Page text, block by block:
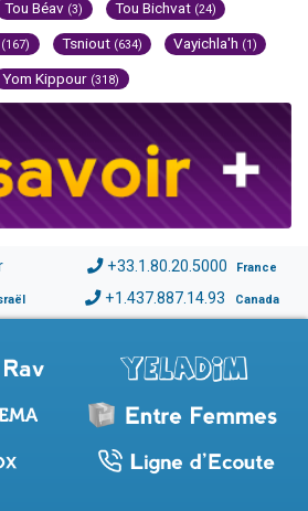
Tou Béav (3) Tou Bichvat (24)
(167) Tsniout (634) Vayichla'h (1)
Yom Kippour (318)
+33.1.80.20.5000 France
+1.437.887.14.93 Canada